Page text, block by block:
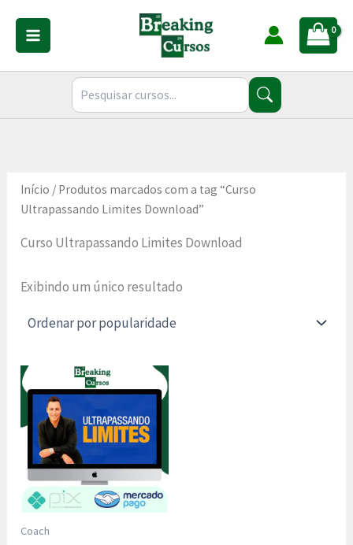
conteúdo
Início / Produtos marcados com a tag “Curso
Ultrapassando Limites Download”
Curso Ultrapassando Limites Download
Exibindo um único resultado
Coach